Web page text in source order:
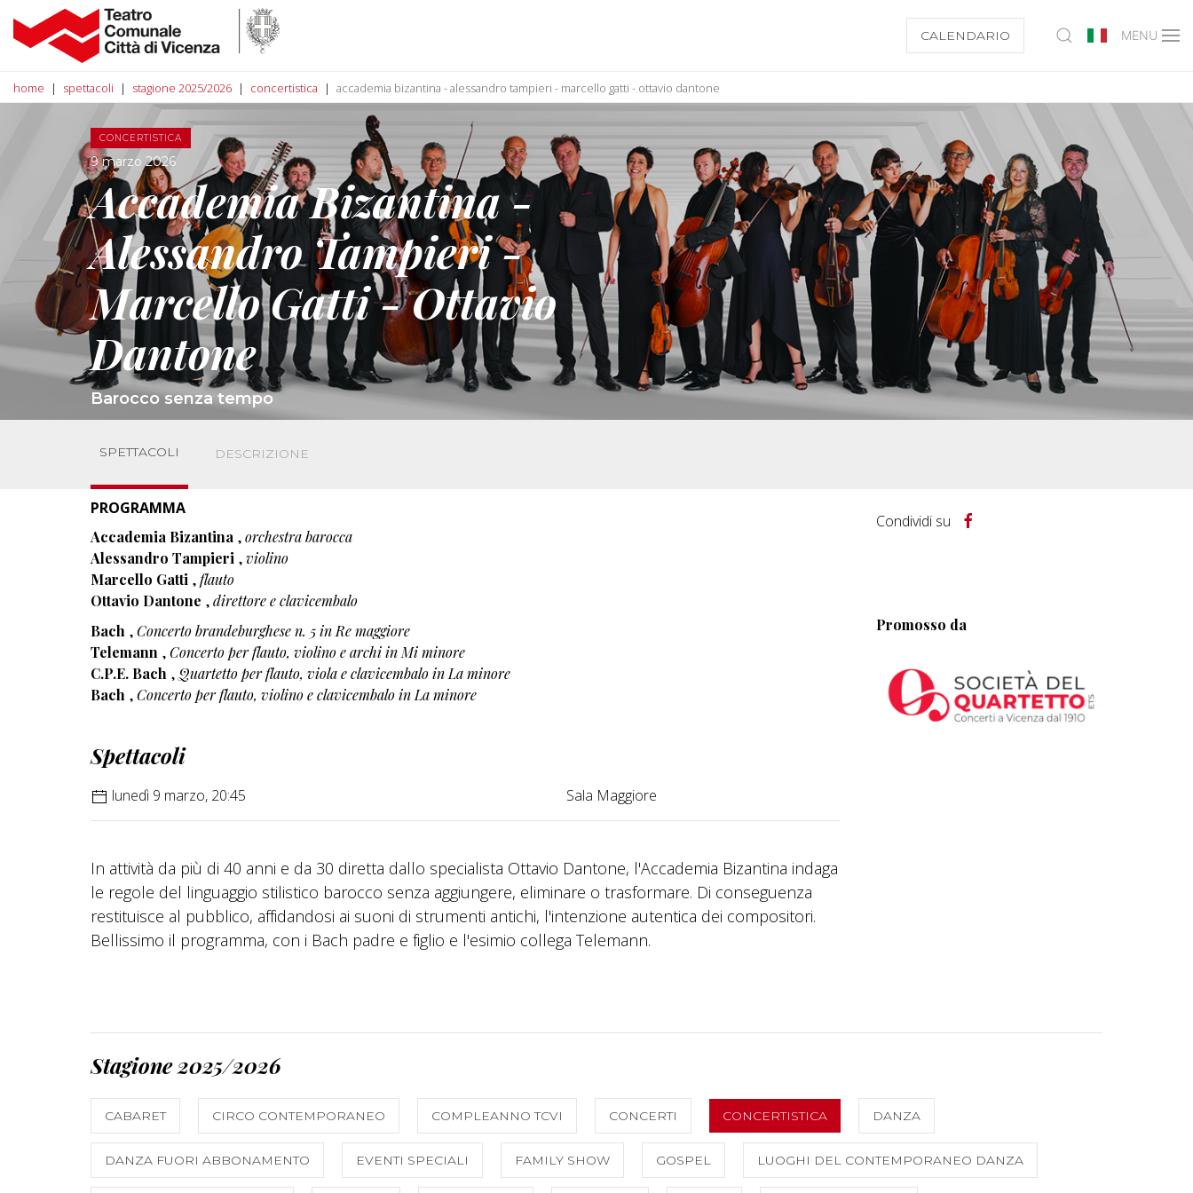
CALENDARIO MENU
home spettacoli stagione 2025/2026 concertistica accademia bizantina - alessandro tampieri - marcello gatti - ottavio dantone
CONCERTISTICA
9 marzo 2026
Accademia Bizantina -
Alessandro Tampieri -
Marcello Gatti - Ottavio
Dantone
Barocco senza tempo
SPETTACOLI DESCRIZIONE
PROGRAMMA
Accademia Bizantina ,orchestra barocca
Alessandro Tampieri ,violino
Marcello Gatti ,flauto
Ottavio Dantone ,direttore e clavicembalo
Bach ,Concerto brandeburghese n. 5 in Re maggiore
Telemann ,Concerto per flauto, violino e archi in Mi minore
C.P.E. Bach ,Quartetto per flauto, viola e clavicembalo in La minore
Bach ,Concerto per flauto, violino e clavicembalo in La minore
Spettacoli
lunedì 9 marzo, 20:45 Sala Maggiore
In attività da più di 40 anni e da 30 diretta dallo specialista Ottavio Dantone, l'Accademia Bizantina indaga
le regole del linguaggio stilistico barocco senza aggiungere, eliminare o trasformare. Di conseguenza
restituisce al pubblico, affidandosi ai suoni di strumenti antichi, l'intenzione autentica dei compositori.
Bellissimo il programma, con i Bach padre e figlio e l'esimio collega Telemann.
Condividi su
Promosso da
Stagione 2025/2026
CABARET CIRCO CONTEMPORANEO COMPLEANNO TCVI CONCERTI CONCERTISTICA DANZA
DANZA FUORI ABBONAMENTO EVENTI SPECIALI FAMILY SHOW GOSPEL LUOGHI DEL CONTEMPORANEO DANZA